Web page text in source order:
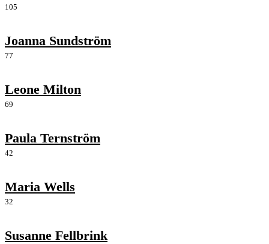
105
Joanna Sundström
77
Leone Milton
69
Paula Ternström
42
Maria Wells
32
Susanne Fellbrink